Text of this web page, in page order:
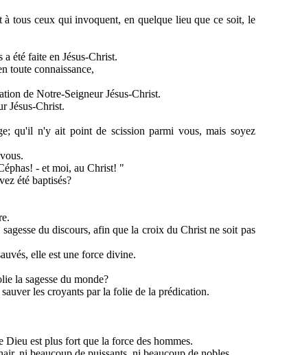
tous ceux qui invoquent, en quelque lieu que ce soit, le
été faite en Jésus-Christ.
toute connaissance,
de Notre-Seigneur Jésus-Christ.
Jésus-Christ.
qu'il n'y ait point de scission parmi vous, mais soyez
- et moi, au Christ! "
été baptisés?
du discours, afin que la croix du Christ ne soit pas
elle est une force divine.
la sagesse du monde?
les croyants par la folie de la prédication.
Dieu est plus fort que la force des hommes.